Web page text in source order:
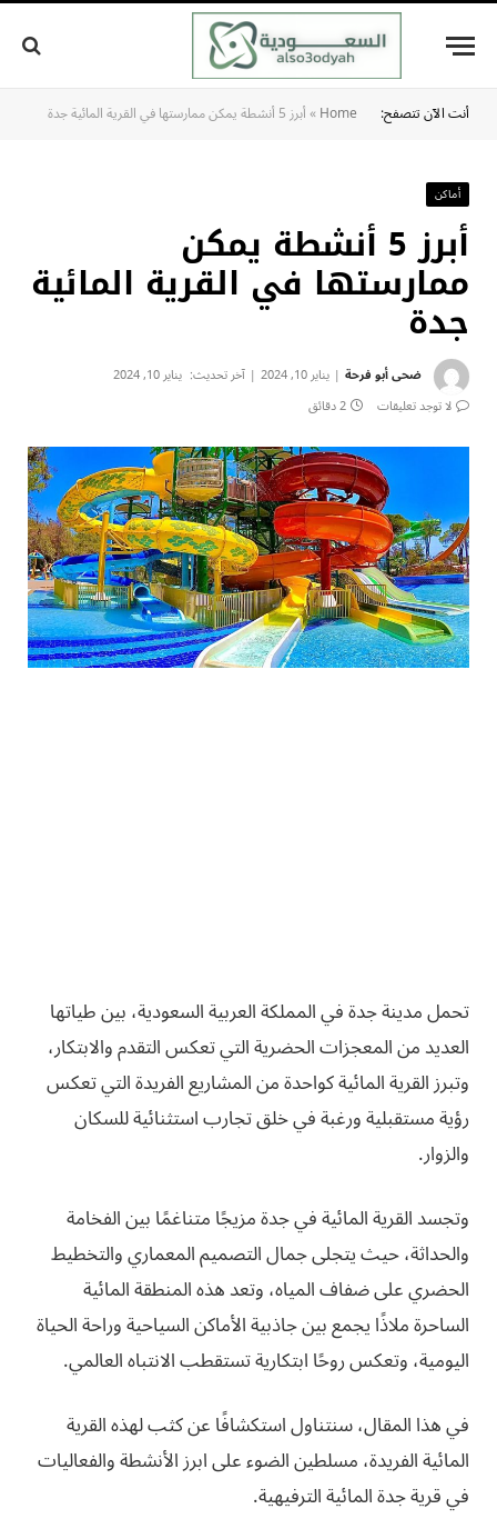
أنت الآن تتصفح: Home
»أبرز 5 أنشطة يمكن ممارستها في القرية المائية جدة
أماكن
أبرز 5 أنشطة يمكن
ممارستها في القرية المائية
جدة
ضحى أبو فرحة يناير 10, 2024 آخر تحديث: يناير 10, 2024
لا توجد تعليقات
2 دقائق
تحمل مدينة جدة في المملكة العربية السعودية، بين طياتها
العديد من المعجزات الحضرية التي تعكس التقدم والابتكار،
وتبرز القرية المائية كواحدة من المشاريع الفريدة التي تعكس
رؤية مستقبلية ورغبة في خلق تجارب استثنائية للسكان
والزوار.
وتجسد القرية المائية في جدة مزيجًا متناغمًا بين الفخامة
والحداثة، حيث يتجلى جمال التصميم المعماري والتخطيط
الحضري على ضفاف المياه، وتعد هذه المنطقة المائية
الساحرة ملاذًا يجمع بين جاذبية الأماكن السياحية وراحة الحياة
اليومية، وتعكس روحًا ابتكارية تستقطب الانتباه العالمي.
في هذا المقال، سنتناول استكشافًا عن كثب لهذه القرية
المائية الفريدة، مسلطين الضوء على ابرز الأنشطة والفعاليات
في قرية جدة المائية الترفيهية.